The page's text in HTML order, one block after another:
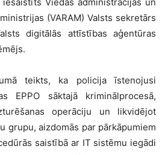
(VARAM) Valsts sekretārs
digitālās attīstības aģentūras
teikts, ka policija īstenojusi
EPPO sāktajā kriminālprocesā,
operāciju un likvidējot
grupu, aizdomās par pārkāpumiem
saistībā ar IT sistēmu iegādi